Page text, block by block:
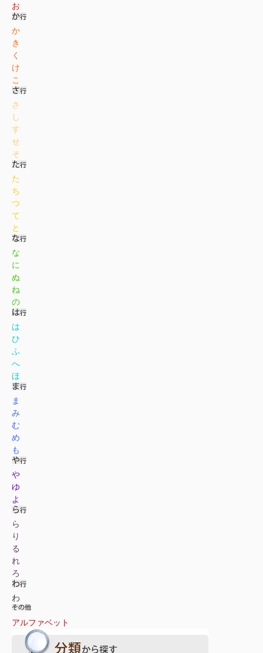
お
か
き
く
け
こ
さ
し
す
せ
そ
た
ち
つ
て
と
な
に
ぬ
ね
の
は
ひ
ふ
へ
ほ
ま
み
む
め
も
や
ゆ
よ
ら
り
る
れ
ろ
わ
アルファベット